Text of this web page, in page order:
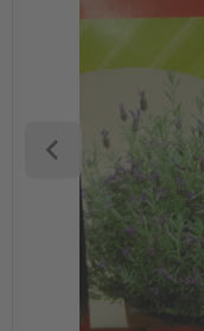
und Zwiebeln